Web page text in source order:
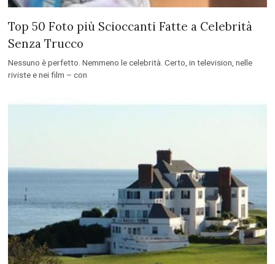
Top 50 Foto più Scioccanti Fatte a Celebrità
Senza Trucco
Nessuno è perfetto. Nemmeno le celebrità. Certo, in television, nelle
riviste e nei film – con